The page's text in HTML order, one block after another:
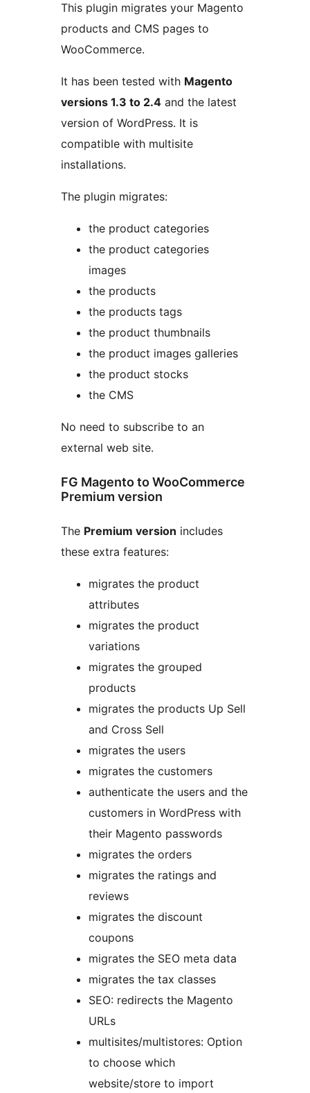
This plugin migrates your Magento
products and CMS pages to
WooCommerce.
It has been tested with Magento
versions 1.3 to 2.4 and the latest
version of WordPress. It is
compatible with multisite
installations.
The plugin migrates:
the product categories
the product categories
images
the products
the products tags
the product thumbnails
the product images galleries
the product stocks
the CMS
No need to subscribe to an
external web site.
FG Magento to WooCommerce
Premium version
The Premium version includes
these extra features:
migrates the product
attributes
migrates the product
variations
migrates the grouped
products
migrates the products Up Sell
and Cross Sell
migrates the users
migrates the customers
authenticate the users and the
customers in WordPress with
their Magento passwords
migrates the orders
migrates the ratings and
reviews
migrates the discount
coupons
migrates the SEO meta data
migrates the tax classes
SEO: redirects the Magento
URLs
multisites/multistores: Option
to choose which
website/store to import